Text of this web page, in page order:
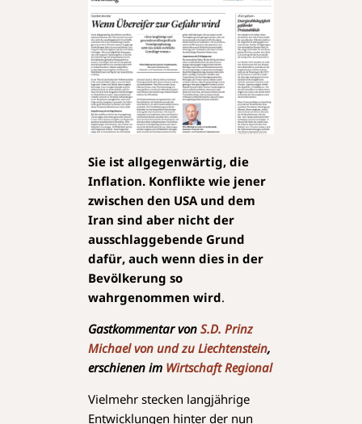
Sie ist allgegenwärtig, die
Inflation. Konflikte wie jener
zwischen den USA und dem
Iran sind aber nicht der
ausschlaggebende Grund
dafür, auch wenn dies in der
Bevölkerung so
wahrgenommen wird.
Gastkommentar vonS.D. Prinz
Michael von und zu Liechtenstein,
erschienen im Wirtschaft Regional
Vielmehr stecken langjährige
Entwicklungen hinter der nun